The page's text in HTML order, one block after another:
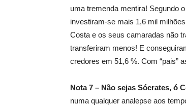
uma tremenda mentira! Segundo
investiram-se mais 1,6 mil
Costa e os seus camaradas não
transferiram menos! E
credores em 51,6 %. Com “pais”
Nota 7 – Não sejas Sócrates, ó
numa qualquer analepse aos